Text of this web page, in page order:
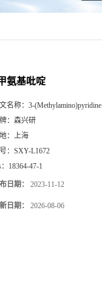
氨基吡啶
名称： 3-(Methylamino)pyridine
： 森兴研
： 上海
： SXY-L1672
18364-47-1
日期： 2023-11-12
日期： 2026-08-06